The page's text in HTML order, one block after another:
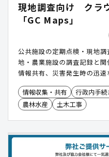
現地調査向け クラ
「GC Maps」
公共施設の定期点検・現地
地・農業施設の調査記録と
情報共有、災害発生時の迅速
情報収集・共有 行政内手続
農林水産
土木工事